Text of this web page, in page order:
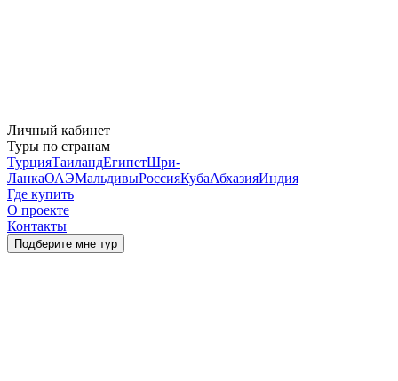
Личный кабинет
Туры по странам
ТурцияТаиландЕгипетШри-
ЛанкаОАЭМальдивыРоссияКубаАбхазияИндия
Где купить
О проекте
Контакты
Подберите мне тур